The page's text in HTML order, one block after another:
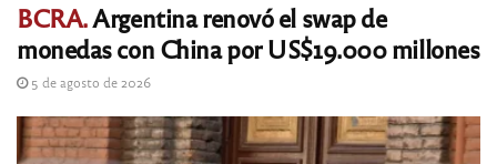
BCRA.Argentina renovó el swap de
monedas con China por US$19.000 millones
5 de agosto de 2026